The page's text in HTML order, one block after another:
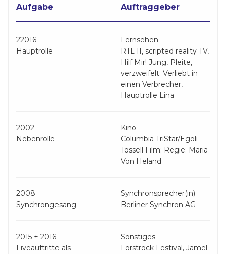
Aufgabe
Auftraggeber
22016
Fernsehen
Hauptrolle
RTL II, scripted reality TV,
Hilf Mir! Jung, Pleite,
verzweifelt: Verliebt in
einen Verbrecher,
Hauptrolle Lina
2002
Kino
Nebenrolle
Columbia TriStar/Egoli
Tossell Film; Regie: Maria
Von Heland
2008
Synchronsprecher(in)
Synchrongesang
Berliner Synchron AG
2015 + 2016
Sonstiges
Liveauftritte als
Forstrock Festival, Jamel